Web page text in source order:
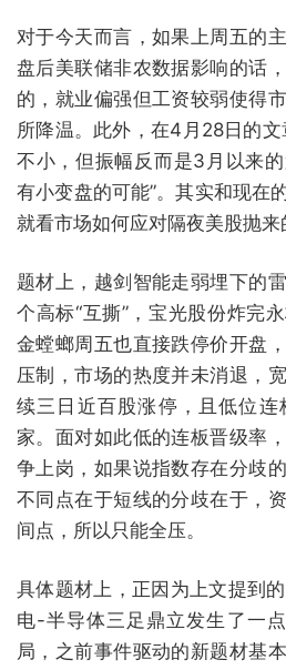
对于今天而言，如果上周五的
盘后美联储非农数据影响的话
的，就业偏强但工资较弱使得
所降温。此外，在4月28日的
不小，但振幅反而是3月以来
有小变盘的可能”。其实和现在
就看市场如何应对隔夜美股抛来
题材上，越剑智能走弱埋下的
个高标“互撕”，宝光股份炸完
金螳螂周五也直接跌停价开盘
压制，市场的热度并未消退，
续三日近百股涨停，且低位连
家。面对如此低的连板晋级率
争上岗，如果说指数存在分歧
不同点在于短线的分歧在于，
间点，所以只能全压。
具体题材上，正因为上文提到
电-半导体三足鼎立发生了一
局，之前事件驱动的新题材基